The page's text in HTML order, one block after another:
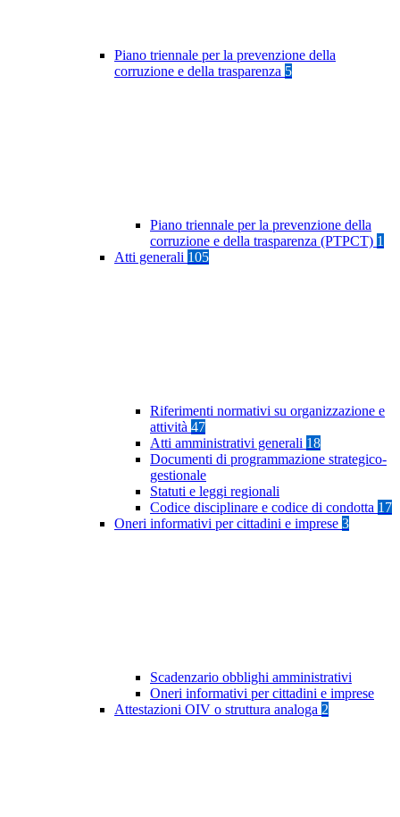
Piano triennale per la prevenzione della
corruzione e della trasparenza 5
Piano triennale per la prevenzione della
corruzione e della trasparenza (PTPCT) 1
Atti generali 105
Riferimenti normativi su organizzazione e
attività 47
Atti amministrativi generali 18
Documenti di programmazione strategico-
gestionale
Statuti e leggi regionali
Codice disciplinare e codice di condotta 17
Oneri informativi per cittadini e imprese 3
Scadenzario obblighi amministrativi
Oneri informativi per cittadini e imprese
Attestazioni OIV o struttura analoga 2